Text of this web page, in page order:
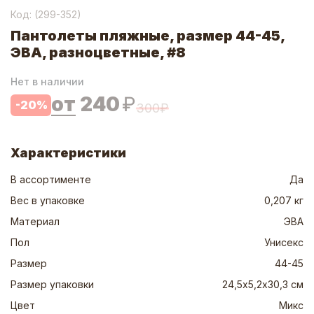
Код: (299-352)
Пантолеты пляжные, размер 44-45,
ЭВА, разноцветные, #8
Нет в наличии
-20% от 240₽300₽
Характеристики
В ассортименте
Да
Вес в упаковке
0,207 кг
Материал
ЭВА
Пол
Унисекс
Размер
44-45
Размер упаковки
24,5х5,2х30,3 см
Цвет
Микс